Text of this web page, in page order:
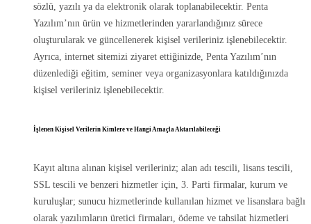
sözlü, yazılı ya da elektronik olarak toplanabilecektir. Penta
Yazılım’nın ürün ve hizmetlerinden yararlandığınız sürece
oluşturularak ve güncellenerek kişisel verileriniz işlenebilecektir.
Ayrıca, internet sitemizi ziyaret ettiğinizde, Penta Yazılım’nın
düzenlediği eğitim, seminer veya organizasyonlara katıldığınızda
kişisel verileriniz işlenebilecektir.
İşlenen Kişisel Verilerin Kimlere ve Hangi Amaçla Aktarılabileceği
Kayıt altına alınan kişisel verileriniz; alan adı tescili, lisans tescili,
SSL tescili ve benzeri hizmetler için, 3. Parti firmalar, kurum ve
kuruluşlar; sunucu hizmetlerinde kullanılan hizmet ve lisanslara bağlı
olarak yazılımların üretici firmaları, ödeme ve tahsilat hizmetleri